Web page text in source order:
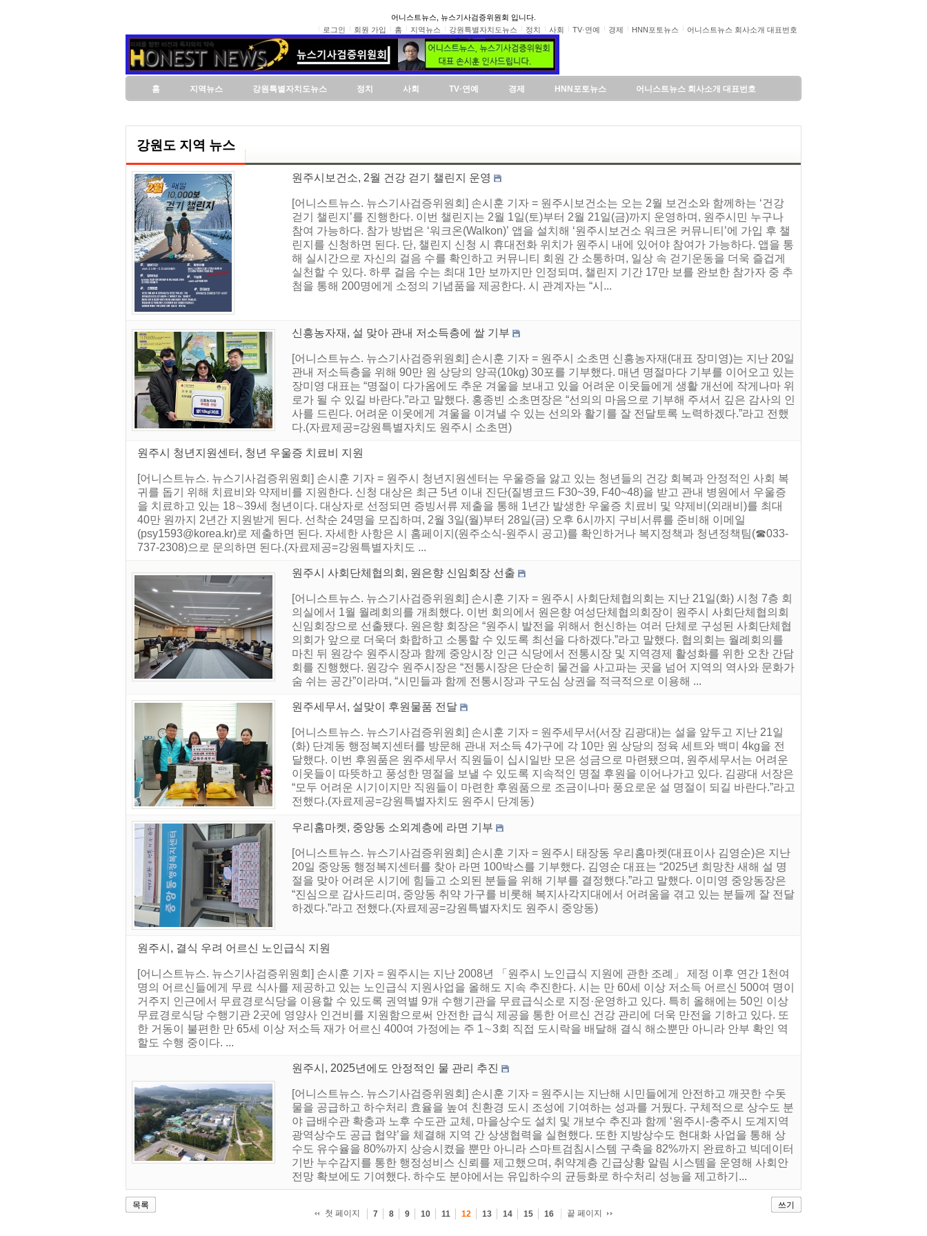
어니스트뉴스, 뉴스기사검증위원회 입니다.
로그인
회원 가입 홈 지역뉴스 강원특별자치도뉴스 정치 사회 TV·연예 경제 HNN포토뉴스 어니스트뉴스 회사소개 대표번호
홈 지역뉴스 강원특별자치도뉴스 정치 사회 TV·연예 경제 HNN포토뉴스 어니스트뉴스 회사소개 대표번호
강원도 지역 뉴스
원주시보건소, 2월 건강 걷기 챌린지 운영
[어니스트뉴스. 뉴스기사검증위원회] 손시훈 기자 = 원주시보건소는 오는 2월 보건소와 함께하는 ‘건강
걷기 챌린지’를 진행한다. 이번 챌린지는 2월 1일(토)부터 2월 21일(금)까지 운영하며, 원주시민 누구나
참여 가능하다. 참가 방법은 ‘워크온(Walkon)’ 앱을 설치해 ‘원주시보건소 워크온 커뮤니티’에 가입 후 챌
린지를 신청하면 된다. 단, 챌린지 신청 시 휴대전화 위치가 원주시 내에 있어야 참여가 가능하다. 앱을 통
해 실시간으로 자신의 걸음 수를 확인하고 커뮤니티 회원 간 소통하며, 일상 속 걷기운동을 더욱 즐겁게
실천할 수 있다. 하루 걸음 수는 최대 1만 보까지만 인정되며, 챌린지 기간 17만 보를 완보한 참가자 중 추
첨을 통해 200명에게 소정의 기념품을 제공한다. 시 관계자는 “시...
신흥농자재, 설 맞아 관내 저소득층에 쌀 기부
[어니스트뉴스. 뉴스기사검증위원회] 손시훈 기자 = 원주시 소초면 신흥농자재(대표 장미영)는 지난 20일
관내 저소득층을 위해 90만 원 상당의 양곡(10kg) 30포를 기부했다. 매년 명절마다 기부를 이어오고 있는
장미영 대표는 “명절이 다가옴에도 추운 겨울을 보내고 있을 어려운 이웃들에게 생활 개선에 작게나마 위
로가 될 수 있길 바란다.”라고 말했다. 홍종빈 소초면장은 “선의의 마음으로 기부해 주셔서 깊은 감사의 인
사를 드린다. 어려운 이웃에게 겨울을 이겨낼 수 있는 선의와 활기를 잘 전달토록 노력하겠다.”라고 전했
다.(자료제공=강원특별자치도 원주시 소초면)
원주시 청년지원센터, 청년 우울증 치료비 지원
[어니스트뉴스. 뉴스기사검증위원회] 손시훈 기자 = 원주시 청년지원센터는 우울증을 앓고 있는 청년들의 건강 회복과 안정적인 사회 복
귀를 돕기 위해 치료비와 약제비를 지원한다. 신청 대상은 최근 5년 이내 진단(질병코드 F30~39, F40~48)을 받고 관내 병원에서 우울증
을 치료하고 있는 18∼39세 청년이다. 대상자로 선정되면 증빙서류 제출을 통해 1년간 발생한 우울증 치료비 및 약제비(외래비)를 최대
40만 원까지 2년간 지원받게 된다. 선착순 24명을 모집하며, 2월 3일(월)부터 28일(금) 오후 6시까지 구비서류를 준비해 이메일
(psy1593@korea.kr)로 제출하면 된다. 자세한 사항은 시 홈페이지(원주소식-원주시 공고)를 확인하거나 복지정책과 청년정책팀(☎033-
737-2308)으로 문의하면 된다.(자료제공=강원특별자치도 ...
원주시 사회단체협의회, 원은향 신임회장 선출
[어니스트뉴스. 뉴스기사검증위원회] 손시훈 기자 = 원주시 사회단체협의회는 지난 21일(화) 시청 7층 회
의실에서 1월 월례회의를 개최했다. 이번 회의에서 원은향 여성단체협의회장이 원주시 사회단체협의회
신임회장으로 선출됐다. 원은향 회장은 “원주시 발전을 위해서 헌신하는 여러 단체로 구성된 사회단체협
의회가 앞으로 더욱더 화합하고 소통할 수 있도록 최선을 다하겠다.”라고 말했다. 협의회는 월례회의를
마친 뒤 원강수 원주시장과 함께 중앙시장 인근 식당에서 전통시장 및 지역경제 활성화를 위한 오찬 간담
회를 진행했다. 원강수 원주시장은 “전통시장은 단순히 물건을 사고파는 곳을 넘어 지역의 역사와 문화가
숨 쉬는 공간”이라며, “시민들과 함께 전통시장과 구도심 상권을 적극적으로 이용해 ...
원주세무서, 설맞이 후원물품 전달
[어니스트뉴스. 뉴스기사검증위원회] 손시훈 기자 = 원주세무서(서장 김광대)는 설을 앞두고 지난 21일
(화) 단계동 행정복지센터를 방문해 관내 저소득 4가구에 각 10만 원 상당의 정육 세트와 백미 4kg을 전
달했다. 이번 후원품은 원주세무서 직원들이 십시일반 모은 성금으로 마련됐으며, 원주세무서는 어려운
이웃들이 따뜻하고 풍성한 명절을 보낼 수 있도록 지속적인 명절 후원을 이어나가고 있다. 김광대 서장은
“모두 어려운 시기이지만 직원들이 마련한 후원품으로 조금이나마 풍요로운 설 명절이 되길 바란다.”라고
전했다.(자료제공=강원특별자치도 원주시 단계동)
우리홈마켓, 중앙동 소외계층에 라면 기부
[어니스트뉴스. 뉴스기사검증위원회] 손시훈 기자 = 원주시 태장동 우리홈마켓(대표이사 김영순)은 지난
20일 중앙동 행정복지센터를 찾아 라면 100박스를 기부했다. 김영순 대표는 “2025년 희망찬 새해 설 명
절을 맞아 어려운 시기에 힘들고 소외된 분들을 위해 기부를 결정했다.”라고 말했다. 이미영 중앙동장은
“진심으로 감사드리며, 중앙동 취약 가구를 비롯해 복지사각지대에서 어려움을 겪고 있는 분들께 잘 전달
하겠다.”라고 전했다.(자료제공=강원특별자치도 원주시 중앙동)
원주시, 결식 우려 어르신 노인급식 지원
[어니스트뉴스. 뉴스기사검증위원회] 손시훈 기자 = 원주시는 지난 2008년 「원주시 노인급식 지원에 관한 조례」 제정 이후 연간 1천여
명의 어르신들에게 무료 식사를 제공하고 있는 노인급식 지원사업을 올해도 지속 추진한다. 시는 만 60세 이상 저소득 어르신 500여 명이
거주지 인근에서 무료경로식당을 이용할 수 있도록 권역별 9개 수행기관을 무료급식소로 지정·운영하고 있다. 특히 올해에는 50인 이상
무료경로식당 수행기관 2곳에 영양사 인건비를 지원함으로써 안전한 급식 제공을 통한 어르신 건강 관리에 더욱 만전을 기하고 있다. 또
한 거동이 불편한 만 65세 이상 저소득 재가 어르신 400여 가정에는 주 1∼3회 직접 도시락을 배달해 결식 해소뿐만 아니라 안부 확인 역
할도 수행 중이다. ...
원주시, 2025년에도 안정적인 물 관리 추진
[어니스트뉴스. 뉴스기사검증위원회] 손시훈 기자 = 원주시는 지난해 시민들에게 안전하고 깨끗한 수돗
물을 공급하고 하수처리 효율을 높여 친환경 도시 조성에 기여하는 성과를 거뒀다. 구체적으로 상수도 분
야 급배수관 확충과 노후 수도관 교체, 마을상수도 설치 및 개보수 추진과 함께 ‘원주시-충주시 도계지역
광역상수도 공급 협약’을 체결해 지역 간 상생협력을 실현했다. 또한 지방상수도 현대화 사업을 통해 상
수도 유수율을 80%까지 상승시켰을 뿐만 아니라 스마트검침시스템 구축을 82%까지 완료하고 빅데이터
기반 누수감지를 통한 행정성비스 신뢰를 제고했으며, 취약계층 긴급상황 알림 시스템을 운영해 사회안
전망 확보에도 기여했다. 하수도 분야에서는 유입하수의 균등화로 하수처리 성능을 제고하기...
목록
쓰기
첫 페이지
7 8 9 10 11 12 13 14 15 16 끝 페이지